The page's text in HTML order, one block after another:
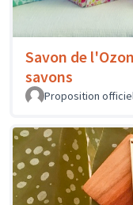
Savon de
savons
Proposition